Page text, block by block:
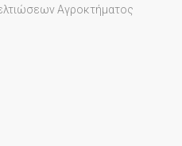
Αγροκτήματος